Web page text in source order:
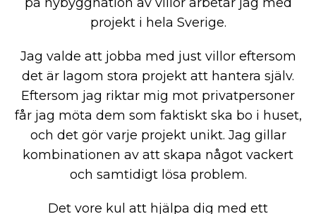
projekt i hela Sverige.
Jag valde att jobba med just villor eftersom
det är lagom stora projekt att hantera själv.
Eftersom jag riktar mig mot privatpersoner
får jag möta dem som faktiskt ska bo i huset,
och det gör varje projekt unikt. Jag gillar
kombinationen av att skapa något vackert
och samtidigt lösa problem.
Det vore kul att hjälpa dig med ett